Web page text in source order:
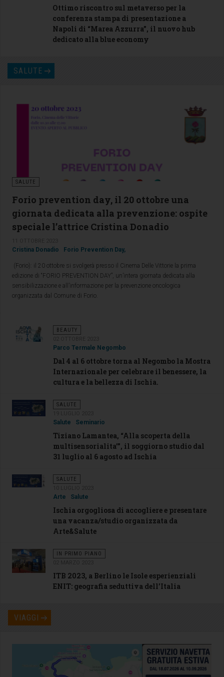
Ottimo riscontro sul metaverso per la
conferenza stampa di presentazione a
Napoli di “Marea Azzurra”, il nuovo hub
dedicato alla blue economy
SALUTE
SALUTE
Forio prevention day, il 20 ottobre una
giornata dedicata alla prevenzione: ospite
speciale l’attrice Cristina Donadio
Cristina Donadio Forio Prevention Day,
(Forio): il 20 ottobre si svolgerà presso il Cinema Delle Vittorie la prima
edizione di “FORIO PREVENTION DAY”, un’intera giornata dedicata alla
sensibilizzazione e all’informazione per la prevenzione oncologica
organizzata dal Comune di Forio.
BEAUTY
Parco Termale Negombo
Dal 4 al 6 ottobre torna al Negombo la Mostra
Internazionale per celebrare il benessere, la
cultura e la bellezza di Ischia.
SALUTE
Salute Seminario
Tiziano Lamantea, “Alla scoperta della
multisensorialita’”, il soggiorno studio dal
31 luglio al 6 agosto ad Ischia
SALUTE
Arte Salute
Ischia orgogliosa di accogliere e presentare
una vacanza/studio organizzata da
Arte&Salute
IN PRIMO PIANO
ITB 2023, a Berlino le Isole esperienziali
ENIT: geografia seduttiva dell’Italia
VIAGGI